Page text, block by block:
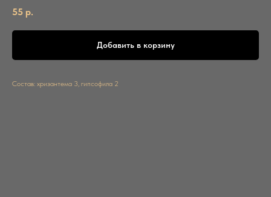
55 р.
Добавить в корзину
Состав: хризантема 3, гипсофила 2